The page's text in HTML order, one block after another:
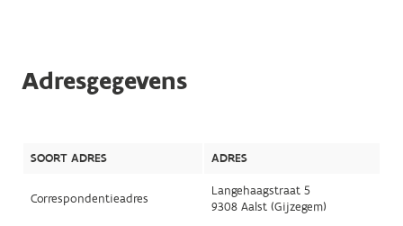
Adresgegevens
SOORT ADRES ADRES
Correspondentieadres
Langehaagstraat 5
9308 Aalst (Gijzegem)